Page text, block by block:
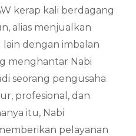
kerap kali berdagang
alias menjualkan
dengan imbalan
menghantar Nabi
seorang pengusaha
profesional, dan
itu, Nabi
pelayanan